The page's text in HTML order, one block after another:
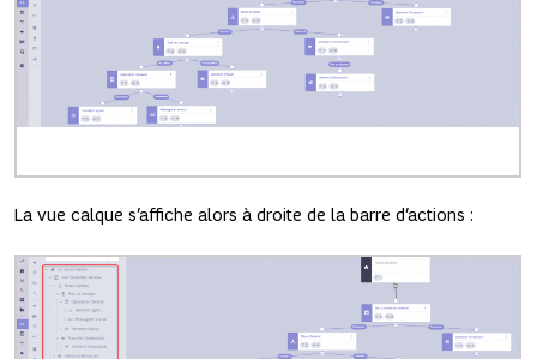
La vue calque s’affiche alors à droite de la barre d’actions :